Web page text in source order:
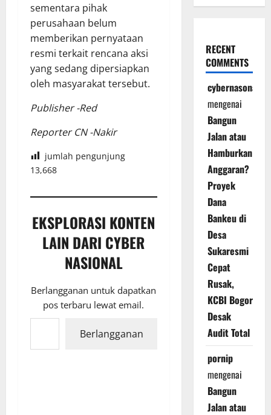
sementara pihak
perusahaan belum
memberikan pernyataan
resmi terkait rencana aksi
yang sedang dipersiapkan
oleh masyarakat tersebut.
Publisher -Red
Reporter CN -Nakir
jumlah pengunjung
13,668
EKSPLORASI KONTEN
LAIN DARI CYBER
NASIONAL
Berlangganan untuk dapatkan
pos terbaru lewat email.
Ketikkan email Anda...
Berlangganan
RECENT
COMMENTS
cybernasonal
mengenai
Bangun
Jalan atau
Hamburkan
Anggaran?
Proyek
Dana
Bankeu di
Desa
Sukaresmi
Cepat
Rusak,
KCBI Bogor
Desak
Audit Total
pornip
mengenai
Bangun
Jalan atau